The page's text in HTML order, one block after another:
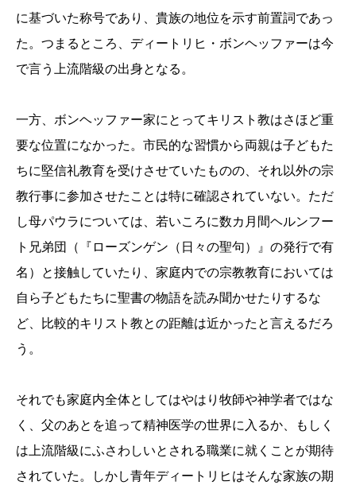
に基づいた称号であり、貴族の地位を示す前置詞であっ
た。つまるところ、ディートリヒ・ボンヘッファーは今
で言う上流階級の出身となる。
一方、ボンヘッファー家にとってキリスト教はさほど重
要な位置になかった。市民的な習慣から両親は子どもた
ちに堅信礼教育を受けさせていたものの、それ以外の宗
教行事に参加させたことは特に確認されていない。ただ
し母パウラについては、若いころに数カ月間ヘルンフー
ト兄弟団（『ローズンゲン（日々の聖句）』の発行で有
名）と接触していたり、家庭内での宗教教育においては
自ら子どもたちに聖書の物語を読み聞かせたりするな
ど、比較的キリスト教との距離は近かったと言えるだろ
う。
それでも家庭内全体としてはやはり牧師や神学者ではな
く、父のあとを追って精神医学の世界に入るか、もしく
は上流階級にふさわしいとされる職業に就くことが期待
されていた。しかし青年ディートリヒはそんな家族の期